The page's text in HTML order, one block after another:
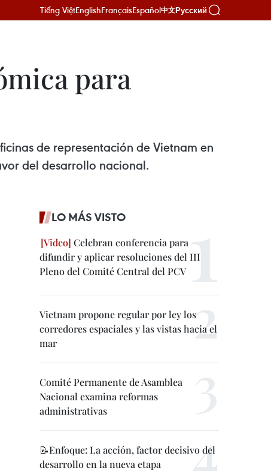
Tiếng ViệtEnglishFrançaisEspañol中文Русский
para
de representación de Vietnam en
del desarrollo nacional.
LO MÁS VISTO
Celebran conferencia para
difundir y aplicar resoluciones del III
Pleno del Comité Central del PCV
Vietnam propone regular por ley los
corredores espaciales y las vistas hacia el
mar
Comité Permanente de Asamblea
Nacional examina reformas
administrativas
📝Enfoque: La acción, factor decisivo del
desarrollo en la nueva etapa